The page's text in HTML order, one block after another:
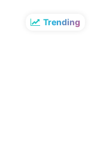
Trending